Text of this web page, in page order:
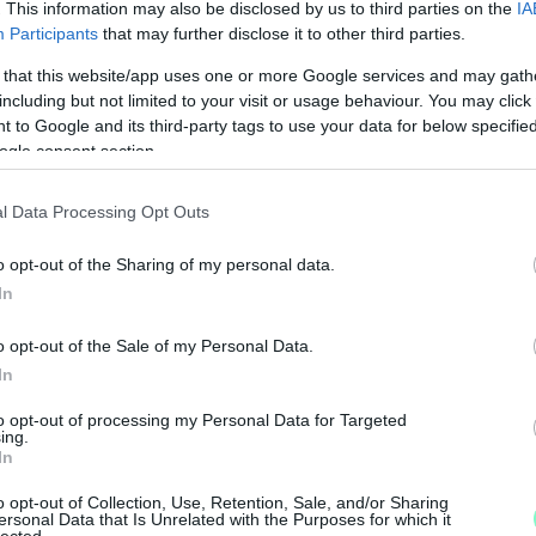
This information may also be disclosed by us to third parties on the
Participants that may further disclose it to other third parties.
that this website/app uses one or more Google services and may
but not limited to your visit or usage behaviour. You may
to Google and its third-party tags to use your data for below
consent section.
Data Processing Opt Outs
opt-out of the Sharing of my personal data.
opt-out of the Sale of my Personal Data.
opt-out of processing my Personal Data for Targeted
opt-out of Collection, Use, Retention, Sale, and/or Sharing
Data that Is Unrelated with the Purposes for which it
az előző ciklusban alkotta meg a városvezetés.
ezt tovább vitte, sőt, további elemekkel
és előremutató…”- eztIllés Károly(Fidesz-
nem Nemény András (Éljen Szombathely!)
hanem Puskás Tivadar
el a testület.
Illés két szerkesztőséget név szerint zárt volna
náluk.
függetlennek nevezőugytudjuk.hu
ezt kiegészíttetni. Így tudjuk elfogadni.”